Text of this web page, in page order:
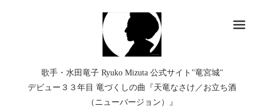
歌手・水田竜子 Ryuko Mizuta 公式サイト"竜宮城"
デビュー３３年目 竜づくしの曲『天竜なさけ／お立ち酒
（ニューバージョン）』